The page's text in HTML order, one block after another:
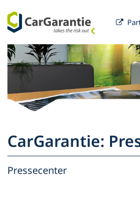
Spring til indhold
Valg af land Vælg sprog
Partner
Bilejer
Virksomhed
Karriere
CarGarantie:
Pressecenter